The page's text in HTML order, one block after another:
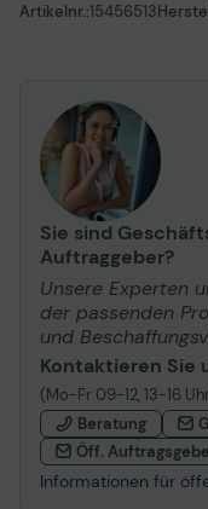
Artikelnr.:15456513
Sie sind
Auftraggeber?
Unsere Experten
der passenden
und
Kontaktieren Sie
(Mo-Fr 09-12, 13-16
Beratung
Öff.
Informationen für